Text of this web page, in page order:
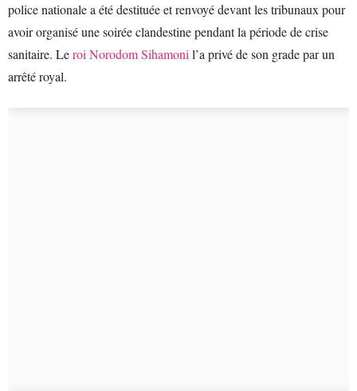
police nationale a été destituée et renvoyé devant les tribunaux pour
avoir organisé une soirée clandestine pendant la période de crise
sanitaire. Leroi Norodom Sihamoni l’a privé de son grade par un
arrêté royal.